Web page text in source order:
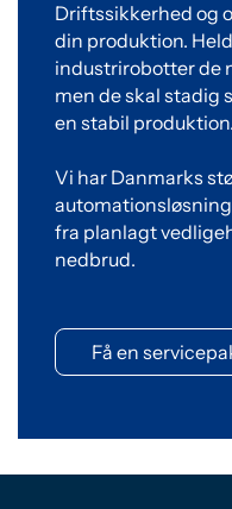
Driftssikkerhed og
din produktion.
industrirobotter de
men de skal stadig
en stabil
Vi har Danmarks
fra planlagt
nedbrud.
Få en